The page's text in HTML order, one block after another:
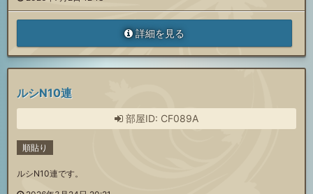
詳細を見る
ルシN10連
部屋ID: CF089A
順貼り
ルシN10連です。